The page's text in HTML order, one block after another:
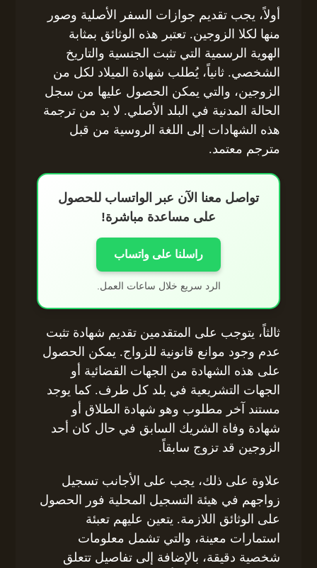
أولاً، يجب تقديم جوازات السفر الأصلية وصور
منها لكلا الزوجين. تعتبر هذه الوثائق بمثابة
الهوية الرسمية التي تثبت الجنسية والتاريخ
الشخصي. ثانياً، يُطلب شهادة الميلاد لكل من
الزوجين، والتي يمكن الحصول عليها من سجل
الحالة المدنية في البلد الأصلي. لا بد من ترجمة
هذه الشهادات إلى اللغة الروسية من قبل
مترجم معتمد.
تواصل معنا الآن عبر الواتساب للحصول
على مساعدة مباشرة!
راسلنا على واتساب
الرد سريع خلال ساعات العمل.
ثالثاً، يتوجب على المتقدمين تقديم شهادة تثبت
عدم وجود موانع قانونية للزواج. يمكن الحصول
على هذه الشهادة من الجهات القضائية أو
الجهات التشريعية في بلد كل طرف. كما يوجد
مستند آخر مطلوب وهو شهادة الطلاق أو
شهادة وفاة الشريك السابق في حال كان أحد
الزوجين قد تزوج سابقاً.
علاوة على ذلك، يجب على الأجانب تسجيل
زواجهم في هيئة التسجيل المحلية فور الحصول
على الوثائق اللازمة. يتعين عليهم تعبئة
استمارات معينة، والتي تشمل معلومات
شخصية دقيقة، بالإضافة إلى تفاصيل تتعلق